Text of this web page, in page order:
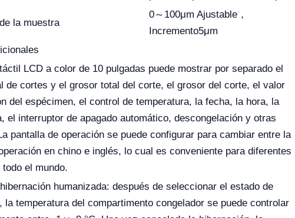
la muestra
0～100μm Ajustable，
Incremento5μm
LCD a color de 10 pulgadas puede mostrar por separado el
de cortes y el grosor total del corte, el grosor del corte, el valor
del espécimen, el control de temperatura, la fecha, la hora, la
el interruptor de apagado automático, descongelación y otras
pantalla de operación se puede configurar para cambiar entre la
en chino e inglés, lo cual es conveniente para diferentes
el mundo.
humanizada: después de seleccionar el estado de
la temperatura del compartimento congelador se puede controlar